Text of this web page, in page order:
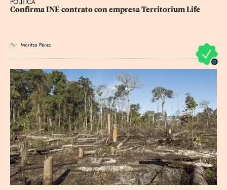
POLÍTICA
Confirma INE contrato con empresa Territorium Life
Por Maritza Pérez